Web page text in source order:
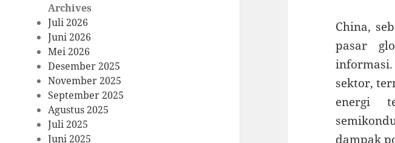
Archives
Juli 2026
Juni 2026
Mei 2026
Desember 2025
November 2025
September 2025
Agustus 2025
Juli 2025
Juni 2025
China,
pasar
sektor,
energi
dampak